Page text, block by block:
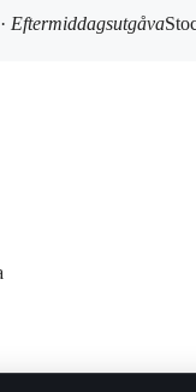
Eftermiddagsutgåva